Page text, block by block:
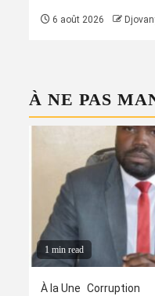
6 août 2026
À NE PAS
1 min read
À la Une Corruption